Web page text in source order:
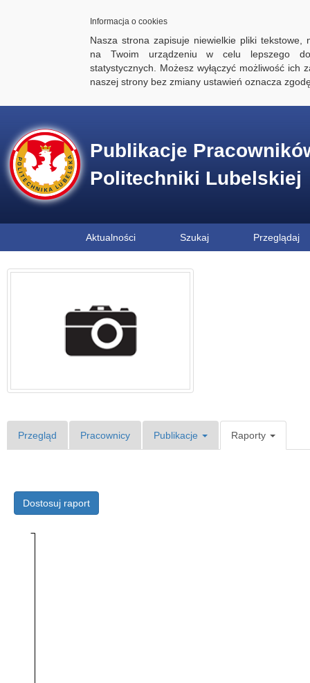
Informacja o cookies
Nasza strona zapisuje niewielkie pliki tekstowe,
na Twoim urządzeniu w celu lepszego
statystycznych. Możesz wyłączyć możliwość ich
naszej strony bez zmiany ustawień oznacza
Publikacje
Politechniki Lubelskiej
Aktualności Szukaj Przeglądaj
Przegląd Pracownicy Publikacje Raporty
Dostosuj raport